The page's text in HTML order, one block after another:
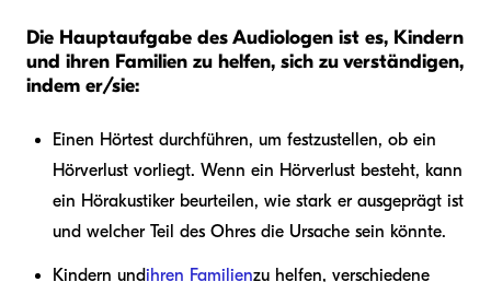
Die Hauptaufgabe des Audiologen ist es, Kindern
und ihren Familien zu helfen, sich zu verständigen,
indem er/sie:
Einen Hörtest durchführen, um festzustellen, ob ein
Hörverlust vorliegt. Wenn ein Hörverlust besteht, kann
ein Hörakustiker beurteilen, wie stark er ausgeprägt ist
und welcher Teil des Ohres die Ursache sein könnte.
Kindern undihren Familienzu helfen, verschiedene